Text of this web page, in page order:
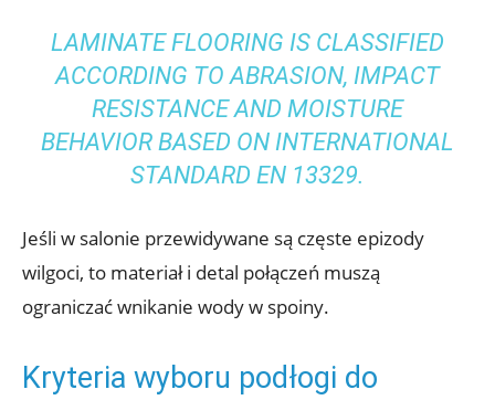
LAMINATE FLOORING IS CLASSIFIED
ACCORDING TO ABRASION, IMPACT
RESISTANCE AND MOISTURE
BEHAVIOR BASED ON INTERNATIONAL
STANDARD EN 13329.
Jeśli w salonie przewidywane są częste epizody
wilgoci, to materiał i detal połączeń muszą
ograniczać wnikanie wody w spoiny.
Kryteria wyboru podłogi do